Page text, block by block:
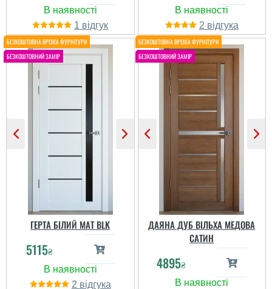
Інна
Замовили в кольорі
каштан. Не сказати, що
у захваті, але доволі
зовнішньому вигляду
по якості є деякі
рекомендую....
Дуже сподобався колір,
підходив чітко під вхідні
і головне не потрібно
було довго чекати, двері
були на складі і відразу
1 2
ГЕРТА БІЛИЙ МАТ BLK
5115₴
2
ДАЯНА ДУБ ВІЛЬХА МЕДОВА
САТИН
4895₴